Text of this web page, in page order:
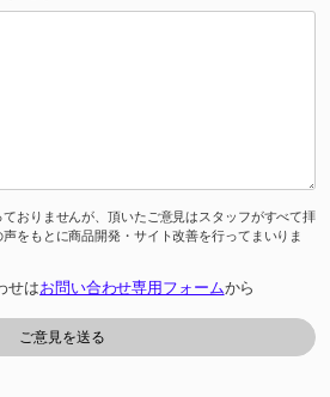
おりませんが、頂いたご意見はスタッフがすべて拝
をもとに商品開発・サイト改善を行ってまいりま
せはお問い合わせ専用フォームから